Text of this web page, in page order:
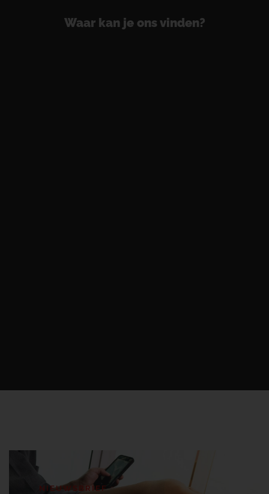
Waar kan je ons vinden?
NIEUWSBRIEF